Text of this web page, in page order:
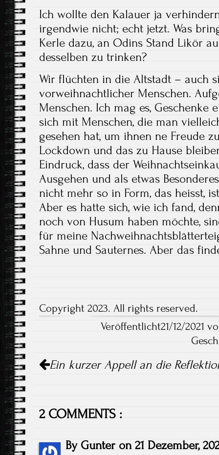
Ich wollte den Kalauer ja
irgendwie nicht; echt jetzt. Was
Kerle dazu, an Odins Stand Likör
desselben zu trinken?
Wir flüchten in die Altstadt – auch
vorweihnachtlicher Menschen.
Menschen. Ich mag es, Geschenke
sich mit Menschen, die man
gesehen hat, um ihnen ne Freude
Lockdown und das zu Hause
Eindruck, dass der
Ausgehen und als etwas
nicht mehr so in Form, das heisst,
Aber es hatte sich, wie ich fand,
noch von Husum haben möchte,
für meine
Sahne und Sauternes. Aber das
Copyright 2023. All rights reserved.
Veröffentlicht21/12/2021
Navigation
Ein kurzer Appell an die
2 COMMENTS :
By Gunter on 21 Dezember,